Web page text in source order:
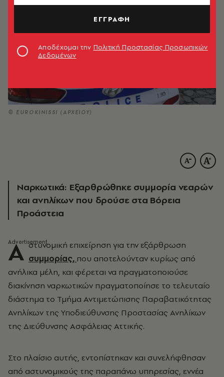
© EUROKINISSI (ΑΡΧΕΙΟΥ)
Ναρκωτικά: Εξαρθρώθηκε συμμορία νεαρών
και ανηλίκων που δρούσε στα Βόρεια
Προάστεια
Α στυνομική επιχείρηση για την εξάρθρωση
συμμορίας, που αποτελούνταν κυρίως από
ανήλικα μέλη, και φέρεται να πραγματοποιούσε
διακίνηση ναρκωτικών πραγματοποίησε το τελευταίο
διάστημα το Τμήμα Αντιμετώπισης Παραβατικότητας
Ανηλίκων της Υποδιεύθυνσης Προστασίας Ανηλίκων
της Διεύθυνσης Ασφάλειας Αττικής.
Στο πλαίσιο αυτής, εντοπίστηκαν και συνελήφθησαν
από αστυνομικούς της παραπάνω υπηρεσίας, εννέα
ΕΓΓΡΑΦΗ
Αποδέχομαι την Πολιτική Προστασίας Προσωπικών
Δεδομένων